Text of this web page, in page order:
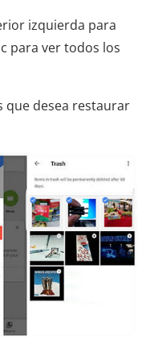
izquierda para
para ver todos los
que desea restaurar